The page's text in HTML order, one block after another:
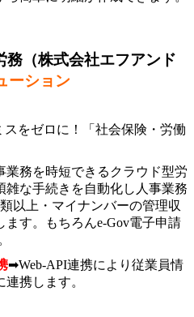
務（株式会社エフアンド
ーション
をゼロに！
「社会保険・労働
務を時短できるクラウド型労
な手続きを自動化し人事業務
以上・マイナンバーの管理収
す。もちろんe-Gov電子申請
➡Web-API連携により従業員情
携します。